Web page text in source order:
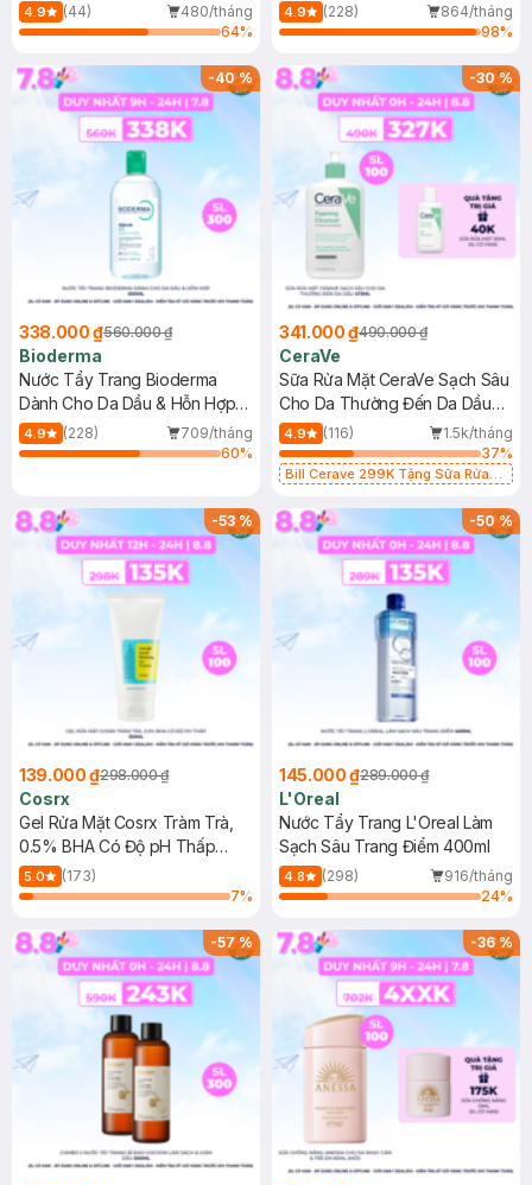
Mới)
4.9 (44)
480/tháng
64%
4.9 (228)
864/tháng
98%
-40%
338.000 ₫560.000 ₫
Bioderma
Nước Tẩy Trang Bioderma
Dành Cho Da Dầu & Hỗn Hợp
500ml
4.9 (228)
709/tháng
60%
-30%
341.000 ₫490.000 ₫
CeraVe
Sữa Rửa Mặt CeraVe Sạch Sâu
Cho Da Thường Đến Da Dầu
473ml
4.9 (116)
1.5k/tháng
37%
Bill Cerave 299K Tặng Sữa Rửa
-53%
139.000 ₫298.000 ₫
Cosrx
Gel Rửa Mặt Cosrx Tràm Trà,
0.5% BHA Có Độ pH Thấp
150ml
5.0
(173)
7%
-50%
145.000 ₫289.000 ₫
L'Oreal
Nước Tẩy Trang L'Oreal Làm
Sạch Sâu Trang Điểm 400ml
4.8 (298)
916/tháng
24%
-57% -36%